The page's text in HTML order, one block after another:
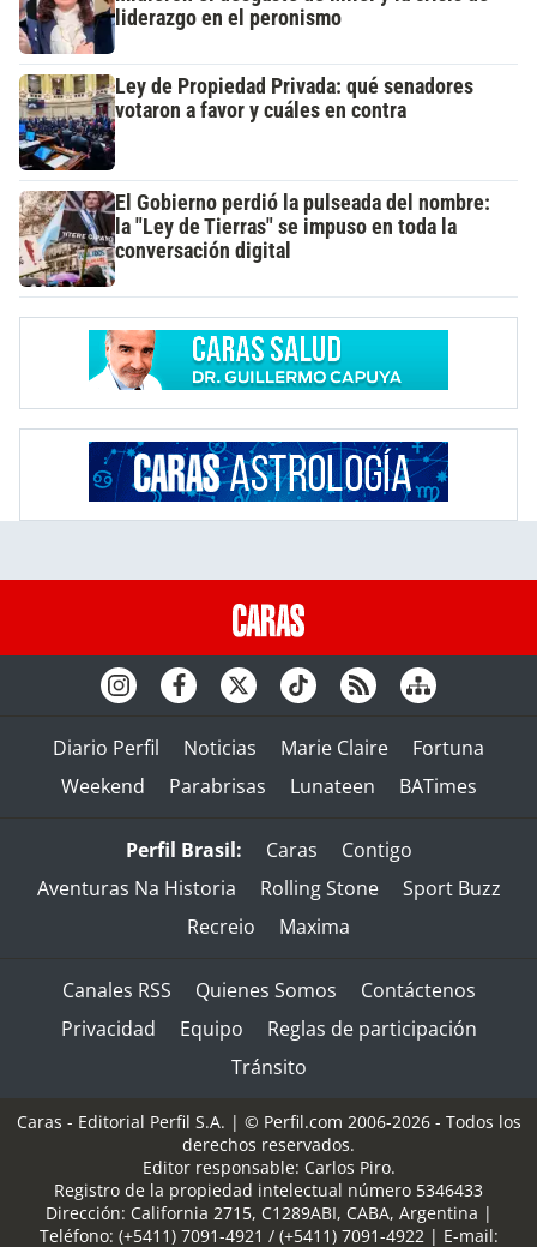
liderazgo en el peronismo
Ley de Propiedad Privada: qué senadores
votaron a favor y cuáles en contra
El Gobierno perdió la pulseada del nombre:
la "Ley de Tierras" se impuso en toda la
conversación digital
Diario Perfil Noticias Marie Claire
Fortuna
Weekend
Parabrisas Lunateen BATimes
Perfil Brasil: Caras
Contigo
Aventuras Na Historia
Rolling Stone
Sport Buzz
Recreio
Maxima
Canales RSS Quienes Somos
Contáctenos
Privacidad
Equipo
Reglas de participación
Tránsito
Caras - Editorial Perfil S.A. | © Perfil.com 2006-2026 - Todos los
derechos reservados.
Editor responsable: Carlos Piro.
Registro de la propiedad intelectual número 5346433
Dirección: California 2715, C1289ABI, CABA, Argentina |
Teléfono: (+5411) 7091-4921 / (+5411) 7091-4922 | E-mail: